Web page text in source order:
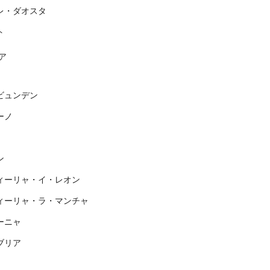
・ダオスタ
ュンデン
ノ
ーリャ・イ・レオン
ーリャ・ラ・マンチャ
ニャ
リア